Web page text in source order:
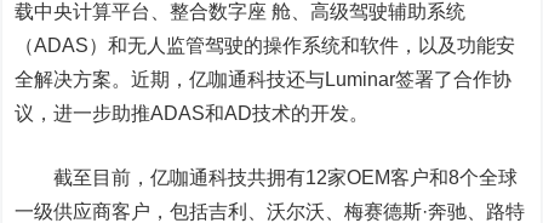
载中央计算平台、整合数字座 舱、高级驾驶辅助系统
（ADAS）和无人监管驾驶的操作系统和软件，以及功能安
全解决方案。近期，亿咖通科技还与Luminar签署了合作协
议，进一步助推ADAS和AD技术的开发。
截至目前，亿咖通科技共拥有12家OEM客户和8个全球
一级供应商客户，包括吉利、沃尔沃、梅赛德斯·奔驰、路特